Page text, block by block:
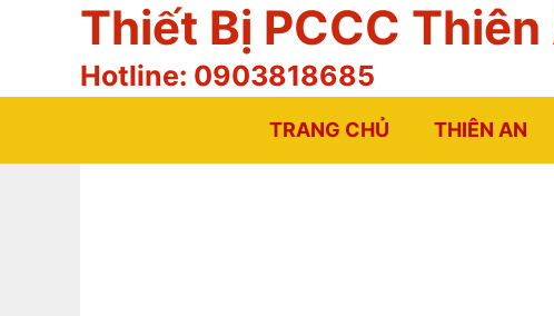
Chuyển
nội
Thiết Bị PCCC Thiên
Hotline: 0903818685
TRANG CHỦ THIÊN AN